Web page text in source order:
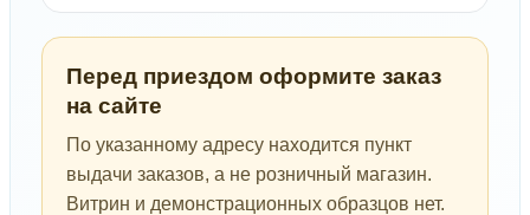
Перед приездом оформите заказ
на сайте
По указанному адресу находится пункт
выдачи заказов, а не розничный магазин.
Витрин и демонстрационных образцов нет.